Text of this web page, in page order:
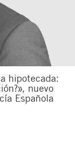
hipotecada:
nuevo
Española